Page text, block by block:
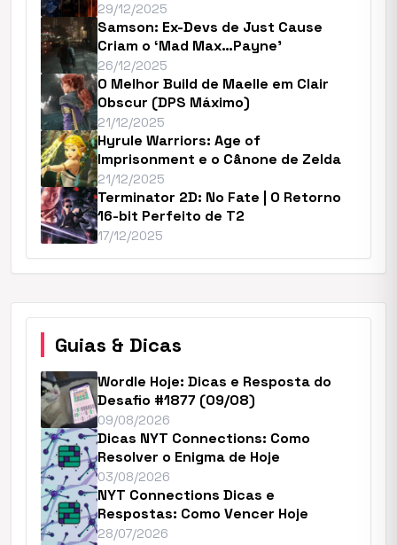
29/12/2025
Samson: Ex-Devs de Just Cause
Criam o ‘Mad Max…Payne’
26/12/2025
O Melhor Build de Maelle em Clair
Obscur (DPS Máximo)
21/12/2025
Hyrule Warriors: Age of
Imprisonment e o Cânone de Zelda
21/12/2025
Terminator 2D: No Fate | O Retorno
16-bit Perfeito de T2
17/12/2025
Guias & Dicas
Wordle Hoje: Dicas e Resposta do
Desafio #1877 (09/08)
09/08/2026
Dicas NYT Connections: Como
Resolver o Enigma de Hoje
03/08/2026
NYT Connections Dicas e
Respostas: Como Vencer Hoje
28/07/2026